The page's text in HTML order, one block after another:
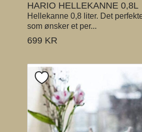
HARIO HELLEKANNE 0,8L
Hellekanne 0,8 liter. Det
som ønsker et per...
699 KR